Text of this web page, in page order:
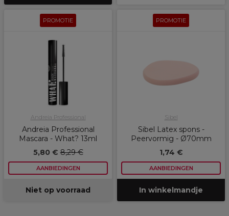
PROMOTIE
Andreia Professional
Andreia Professional
Mascara - What? 13ml
5,80 €8,29 €
AANBIEDINGEN
Niet op voorraad
PROMOTIE
Sibel
Sibel Latex spons -
Peervormig - Ø70mm
1,74 €
AANBIEDINGEN
In winkelmandje